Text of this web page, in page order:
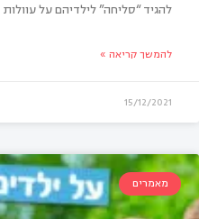
להגיד “סליחה” לילדיהם על
להמשך קריאה »
15/12/2021
מאמרים